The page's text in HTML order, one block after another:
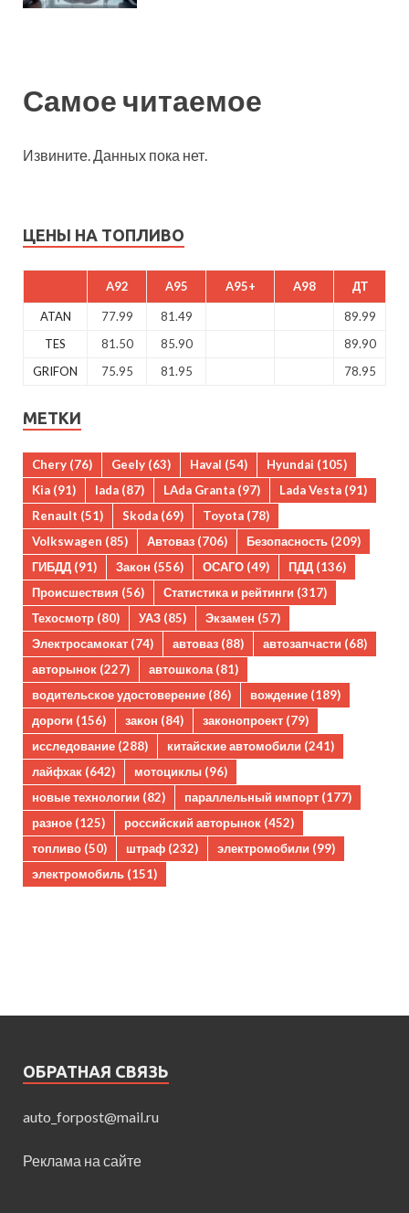
Самое читаемое
Извините. Данных пока нет.
ЦЕНЫ НА ТОПЛИВО
A92 A95 A95+ A98 ДТ
ATAN 77.99 81.49
89.99
TES
81.50 85.90
89.90
GRIFON
75.95 81.95 78.95
МЕТКИ
Chery (76) Geely (63) Haval (54) Hyundai (105)
Kia (91) lada (87) LAda Granta (97) Lada Vesta (91)
Renault (51) Skoda (69) Toyota (78)
Volkswagen (85) Автоваз (706) Безопасность (209)
ГИБДД (91) Закон (556) ОСАГО (49) ПДД (136)
Происшествия (56) Статистика и рейтинги (317)
Техосмотр (80) УАЗ (85) Экзамен (57)
Электросамокат (74) автоваз (88) автозапчасти (68)
авторынок (227) автошкола(81)
водительское удостоверение (86) вождение (189)
дороги (156) закон (84) законопроект (79)
исследование (288) китайские автомобили (241)
лайфхак (642) мотоциклы (96)
новые технологии (82) параллельный импорт (177)
разное (125) российский авторынок (452)
топливо (50) штраф (232) электромобили (99)
электромобиль (151)
ОБРАТНАЯ СВЯЗЬ
auto_forpost@mail.ru
Реклама на сайте